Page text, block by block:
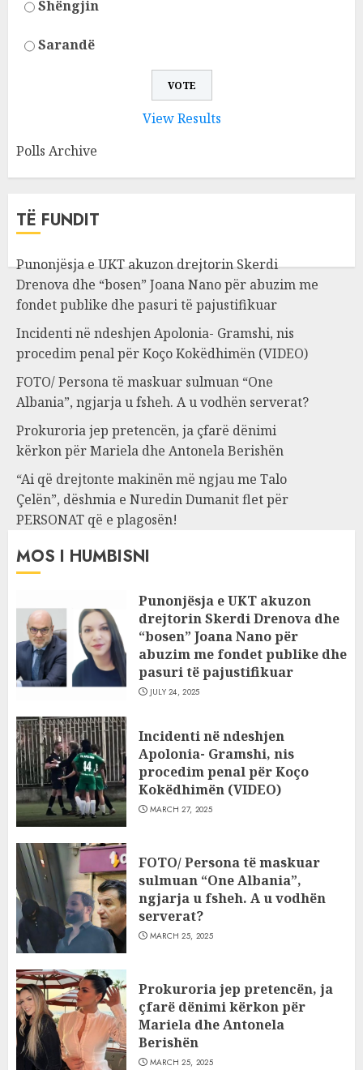
Shëngjin
Sarandë
View Results
Polls Archive
TË FUNDIT
Punonjësja e UKT akuzon drejtorin Skerdi
Drenova dhe “bosen” Joana Nano për abuzim me
fondet publike dhe pasuri të pajustifikuar
Incidenti në ndeshjen Apolonia- Gramshi, nis
procedim penal për Koço Kokëdhimën (VIDEO)
FOTO/ Persona të maskuar sulmuan “One
Albania”, ngjarja u fsheh. A u vodhën serverat?
Prokuroria jep pretencën, ja çfarë dënimi
kërkon për Mariela dhe Antonela Berishën
“Ai që drejtonte makinën më ngjau me Talo
Çelën”, dëshmia e Nuredin Dumanit flet për
PERSONAT që e plagosën!
MOS I HUMBISNI
Punonjësja e UKT akuzon
drejtorin Skerdi Drenova dhe
“bosen” Joana Nano për
abuzim me fondet publike dhe
pasuri të pajustifikuar
JULY 24, 2025
Incidenti në ndeshjen
Apolonia- Gramshi, nis
procedim penal për Koço
Kokëdhimën (VIDEO)
MARCH 27, 2025
FOTO/ Persona të maskuar
sulmuan “One Albania”,
ngjarja u fsheh. A u vodhën
serverat?
MARCH 25, 2025
Prokuroria jep pretencën, ja
çfarë dënimi kërkon për
Mariela dhe Antonela
Berishën
MARCH 25, 2025